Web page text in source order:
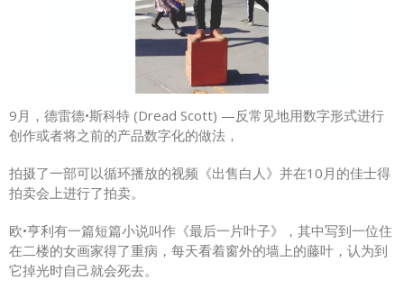
9月，德雷德•斯科特 (Dread Scott) —反常见地用数字形式进行
创作或者将之前的产品数字化的做法，
拍摄了一部可以循环播放的视频《出售白人》并在10月的佳士得
拍卖会上进行了拍卖。
欧•亨利有一篇短篇小说叫作《最后一片叶子》，其中写到一位住
在二楼的女画家得了重病，每天看着窗外的墙上的藤叶，认为到
它掉光时自己就会死去。